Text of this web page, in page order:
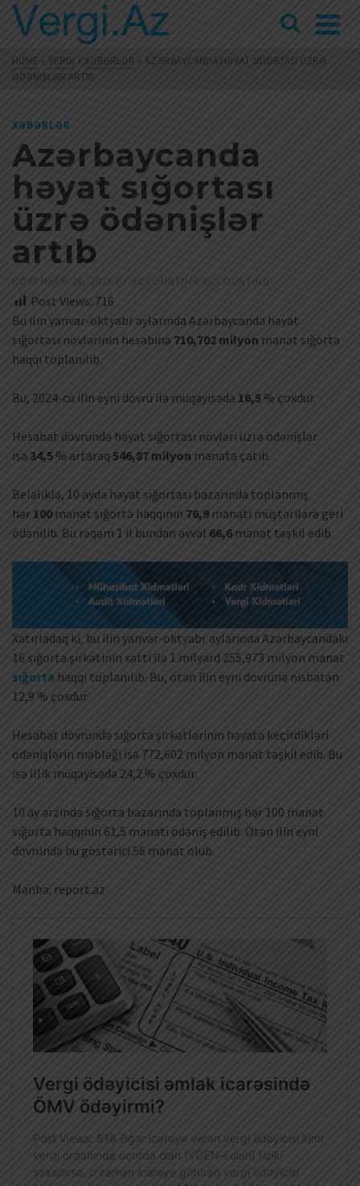
HOME » VERGI » XƏBƏRLƏR » AZƏRBAYCANDA HƏYAT SIĞORTASI ÜZRƏ
ÖDƏNIŞLƏR ARTIB
XƏBƏRLƏR
Azərbaycanda
həyat sığortası
üzrə ödənişlər
artıb
NOVEMBER 28, 2025 BY ACCOUNTING ACCOUNTING
Post Views: 716
Bu ilin yanvar-oktyabr aylarında Azərbaycanda həyat
sığortası növlərinin hesabına 710,702 milyon manat sığorta
haqqı toplanılıb.
Bu, 2024-cü ilin eyni dövrü ilə müqayisədə 16,5 % çoxdur.
Hesabat dövründə həyat sığortası növləri üzrə ödənişlər
isə 34,5 % artaraq 546,87 milyon manata çatıb.
Beləliklə, 10 ayda həyat sığortası bazarında toplanmış
hər 100manat sığorta haqqının 76,9 manatı müştərilərə geri
ödənilib. Bu rəqəm 1 il bundan əvvəl 66,6manat təşkil edib.
Xatırladaq ki, bu ilin yanvar-oktyabr aylarında Azərbaycandakı
16 sığorta şirkətinin xətti ilə 1 milyard 255,973 milyon manat
sığorta haqqı toplanılıb. Bu, ötən ilin eyni dövrünə nisbətən
12,9 % çoxdur.
Hesabat dövründə sığorta şirkətlərinin həyata keçirdikləri
ödənişlərin məbləği isə 772,602 milyon manat təşkil edib. Bu
isə illik müqayisədə 24,2 % çoxdur.
10 ay ərzində sığorta bazarında toplanmış hər 100 manat
sığorta haqqının 61,5 manatı ödəniş edilib. Ötən ilin eyni
dövründə bu göstərici 56 manat olub.
Mənbə: report.az